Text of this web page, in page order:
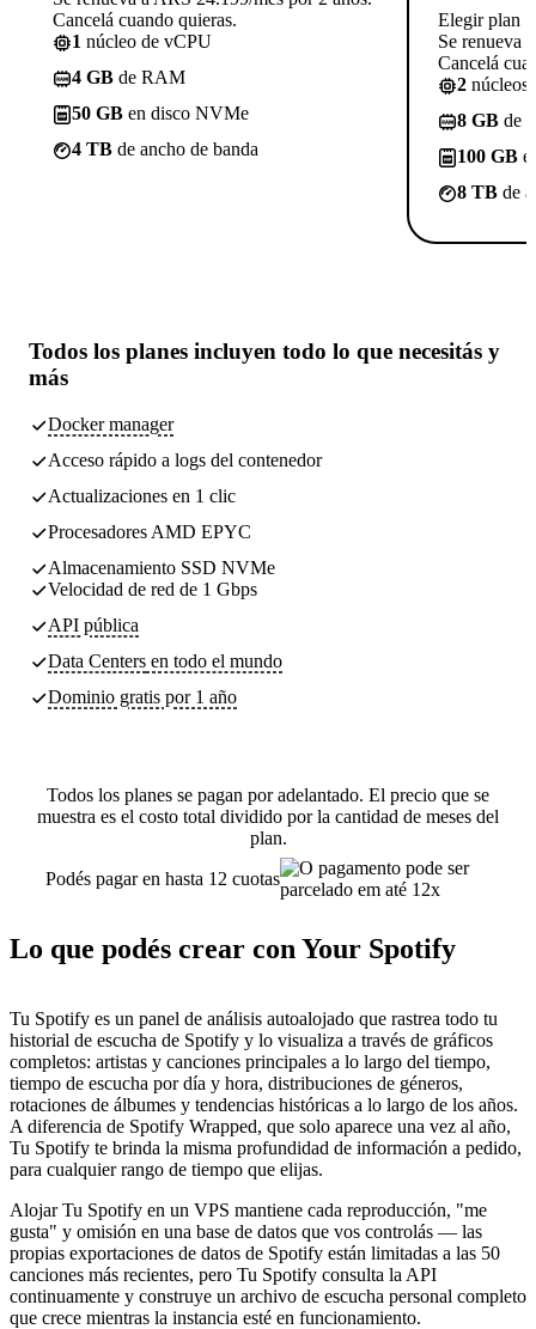
Cancelá cuando quieras.
1 núcleo de vCPU
4 GB de RAM
50 GB en disco NVMe
4 TB de ancho de banda
Elegir plan
Se renueva
Cancelá
2 núcleos
8 GB de
100 GB
8 TB de
Todos los planes incluyen todo lo que necesitás y
más
Docker manager
Acceso rápido a logs del contenedor
Actualizaciones en 1 clic
Procesadores AMD EPYC
Almacenamiento SSD NVMe
Velocidad de red de 1 Gbps
API pública
Data Centers en todo el mundo
Dominio gratis por 1 año
Todos los planes se pagan por adelantado. El precio que se
muestra es el costo total dividido por la cantidad de meses del
plan.
Podés pagar en hasta 12 cuotas
Lo que podés crear con Your Spotify
Tu Spotify es un panel de análisis autoalojado que rastrea todo tu
historial de escucha de Spotify y lo visualiza a través de gráficos
completos: artistas y canciones principales a lo largo del tiempo,
tiempo de escucha por día y hora, distribuciones de géneros,
rotaciones de álbumes y tendencias históricas a lo largo de los años.
A diferencia de Spotify Wrapped, que solo aparece una vez al año,
Tu Spotify te brinda la misma profundidad de información a pedido,
para cualquier rango de tiempo que elijas.
Alojar Tu Spotify en un VPS mantiene cada reproducción, "me
gusta" y omisión en una base de datos que vos controlás — las
propias exportaciones de datos de Spotify están limitadas a las 50
canciones más recientes, pero Tu Spotify consulta la API
continuamente y construye un archivo de escucha personal completo
que crece mientras la instancia esté en funcionamiento.